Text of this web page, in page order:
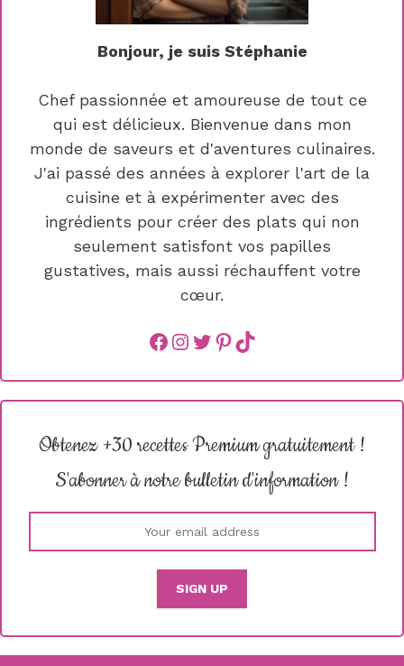
Bonjour, je suis Stéphanie
Chef passionnée et amoureuse de tout ce
qui est délicieux. Bienvenue dans mon
monde de saveurs et d'aventures culinaires.
J'ai passé des années à explorer l'art de la
cuisine et à expérimenter avec des
ingrédients pour créer des plats qui non
seulement satisfont vos papilles
gustatives, mais aussi réchauffent votre
cœur.
Facebook
instagram
Twitter
Pinterest
TikTok
Obtenez +30 recettes Premium gratuitement !
S'abonner à notre bulletin d'information !